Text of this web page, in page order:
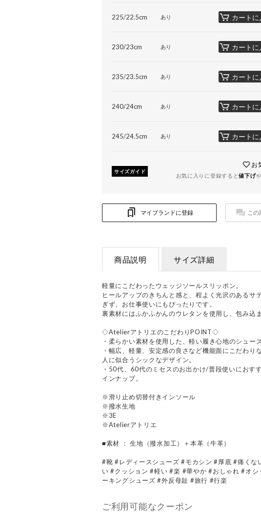
225/22.5cm あり カートに
230/23cm あり カートに
235/23.5cm あり カートに
240/24cm あり カートに
245/24.5cm あり カートに
サイズガイド
お
お気に入りに登録すると値下げ
マイブランドに登録 この
商品説明 サイズ詳細
軽量にこだわったウェッジソールスリッポン。
ヒールアップのきちんと感と、程よく光沢のあるサ
ぎず、お仕事使いにもぴったりです。
裏素材にはふかふかんのウレタンを使用し、包み込
◇AtelierアトリエのこだわりPOINT◇
・柔らかい素材を使用した、軽い履き心地のシューズ
・幅広、軽量、安定感の良さなど機能面にこだわり
人に似合うシックなデザイン。
・50代、60代のミセスのお出かけ/普段使いにおす
インナップ。
※滑り止め切替付きインソール
※撥水生地
※3E
※Atelierアトリエ
■素材 ： 生地（撥水加工）＋本革（牛革）
#靴 #レディースシューズ #モカシン #厚底 #痛くな
い #クッション #軽い #楽 #華やか #おしゃれ #オシ
ーキングシューズ #外反母趾 #旅行 #行楽
ご利用可能なクーポン